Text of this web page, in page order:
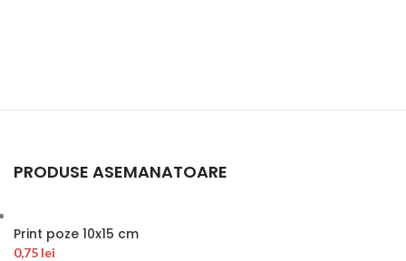
PRODUSE ASEMANATOARE
Print poze 10x15 cm
0,75 lei